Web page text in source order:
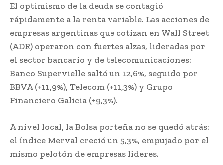
El optimismo de la deuda se contagió
rápidamente a la renta variable. Las acciones de
empresas argentinas que cotizan en Wall Street
(ADR) operaron con fuertes alzas, lideradas por
el sector bancario y de telecomunicaciones:
Banco Supervielle saltó un 12,6%, seguido por
BBVA (+11,9%), Telecom (+11,3%) y Grupo
Financiero Galicia (+9,3%).
A nivel local, la Bolsa porteña no se quedó atrás:
el índice Merval creció un 5,3%, empujado por el
mismo pelotón de empresas líderes.